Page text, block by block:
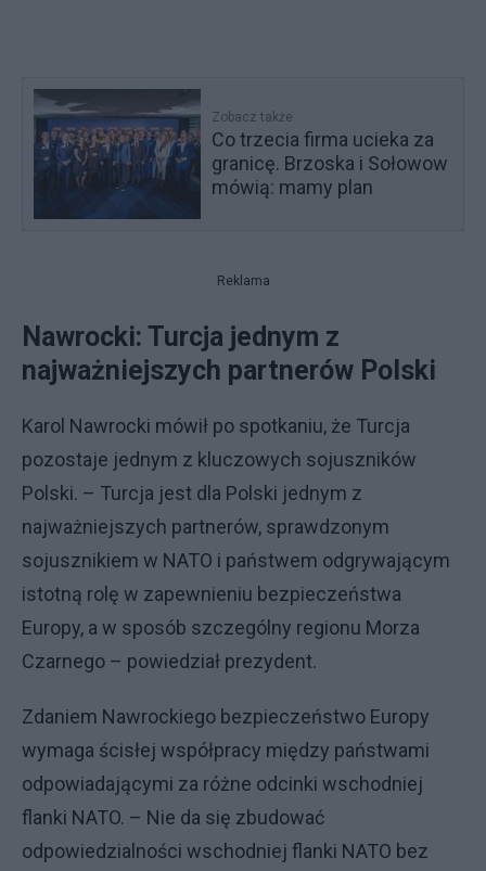
Zobacz także
Co trzecia firma ucieka za
granicę. Brzoska i Sołowow
mówią: mamy plan
Reklama
Nawrocki: Turcja jednym z
najważniejszych partnerów Polski
Karol Nawrocki mówił po spotkaniu, że Turcja
pozostaje jednym z kluczowych sojuszników
Polski. – Turcja jest dla Polski jednym z
najważniejszych partnerów, sprawdzonym
sojusznikiem w NATO i państwem odgrywającym
istotną rolę w zapewnieniu bezpieczeństwa
Europy, a w sposób szczególny regionu Morza
Czarnego – powiedział prezydent.
Zdaniem Nawrockiego bezpieczeństwo Europy
wymaga ścisłej współpracy między państwami
odpowiadającymi za różne odcinki wschodniej
flanki NATO. – Nie da się zbudować
odpowiedzialności wschodniej flanki NATO bez